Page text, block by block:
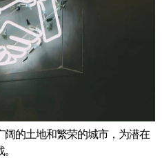
的土地和繁荣的城市，为潜在